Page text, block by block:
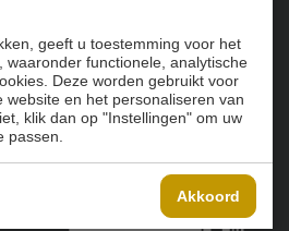
geeft u toestemming voor het
waaronder functionele, analytische
Deze worden gebruikt voor
website en het personaliseren van
klik dan op "Instellingen" om uw
passen.
Akkoord